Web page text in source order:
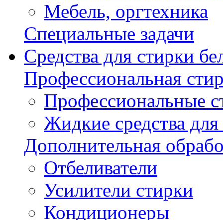
Мебель, оргтехника
Специальные задачи
Средства для стирки
Профессиональная
Профессиональные
Жидкие средства
Дополнительная
Отбеливатели
Усилители стирки
Кондиционеры